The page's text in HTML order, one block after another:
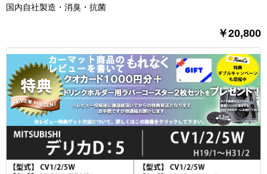
国内自社製造・消臭・抗菌
￥20,800